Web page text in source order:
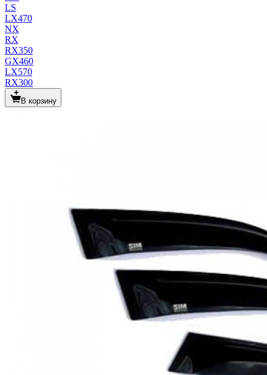
LS
LX470
NX
RX
RX350
GX460
LX570
RX300
В корзину